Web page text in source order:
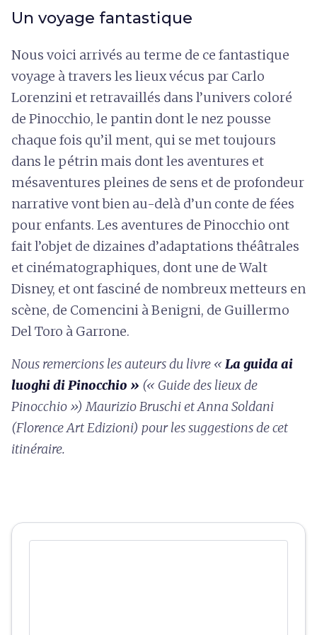
Un voyage fantastique
Nous voici arrivés au terme de ce fantastique
voyage à travers les lieux vécus par Carlo
Lorenzini et retravaillés dans l’univers coloré
de Pinocchio, le pantin dont le nez pousse
chaque fois qu’il ment, qui se met toujours
dans le pétrin mais dont les aventures et
mésaventures pleines de sens et de profondeur
narrative vont bien au-delà d’un conte de fées
pour enfants. Les aventures de Pinocchio ont
fait l’objet de dizaines d’adaptations théâtrales
et cinématographiques, dont une de Walt
Disney, et ont fasciné de nombreux metteurs en
scène, de Comencini à Benigni, de Guillermo
Del Toro à Garrone.
Nous remercions les auteurs du livre « La guida ai
luoghi di Pinocchio » (« Guide des lieux de
Pinocchio ») Maurizio Bruschi et Anna Soldani
(Florence Art Edizioni) pour les suggestions de cet
itinéraire.